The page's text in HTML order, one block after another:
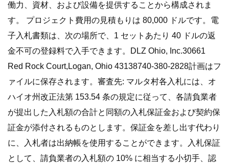
働力、資材、および設備を提供することから構成されま
す。 プロジェクト費用の見積もりは 80,000 ドルです。電
子入札書類は、次の場所で、1 セットあたり 40 ドルの返
金不可の登録料で入手できます。DLZ Ohio, Inc.30661
Red Rock Court,Logan, Ohio 43138740-380-2828計画はフ
ァイルに保存されます。審査先: マルタ村各入札には、オ
ハイオ州改正法第 153.54 条の規定に従って、各請負業者
が提出した入札額の合計と同額の入札保証金および契約保
証金が添付されるものとします。保証金を差し出す代わり
に、入札者は出納帳を使用することができます。入札保証
として、請負業者の入札額の 10% に相当する小切手、認